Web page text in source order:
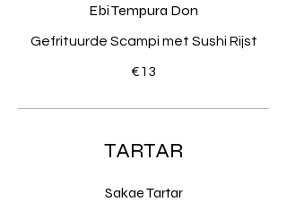
Ebi Tempura Don
Gefrituurde Scampi met Sushi Rijst
€13
TARTAR
Sakae Tartar